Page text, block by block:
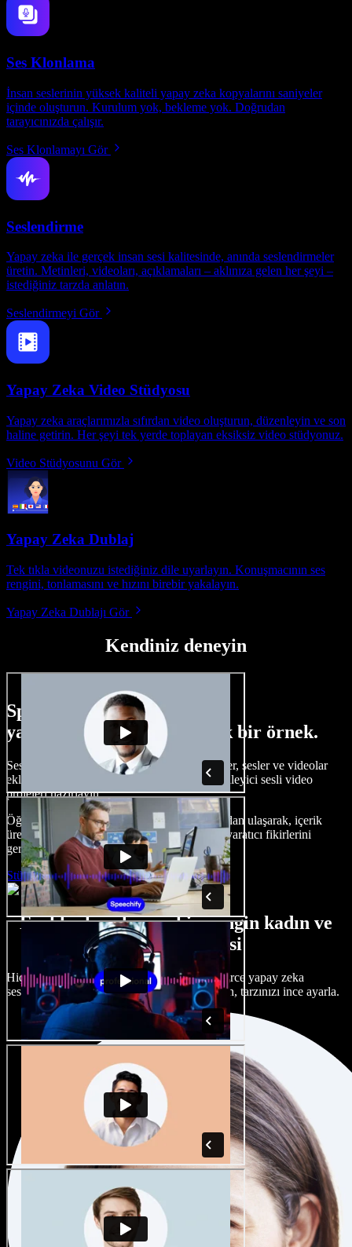
Ses Klonlama
İnsan seslerinin yüksek kaliteli yapay zeka kopyalarını saniyeler
içinde oluşturun. Kurulum yok, bekleme yok. Doğrudan
tarayıcınızda çalışır.
Ses Klonlamayı Gör
Seslendirme
Yapay zeka ile gerçek insan sesi kalitesinde, anında seslendirmeler
üretin. Metinleri, videoları, açıklamaları – aklınıza gelen her şeyi –
istediğiniz tarzda anlatın.
Seslendirmeyi Gör
Yapay Zeka Video Stüdyosu
Yapay zeka araçlarımızla sıfırdan video oluşturun, düzenleyin ve son
haline getirin. Her şeyi tek yerde toplayan eksiksiz video stüdyonuz.
Video Stüdyosunu Gör
Yapay Zeka Dublaj
Tek tıkla videonuzu istediğiniz dile uyarlayın. Konuşmacının ses
rengini, tonlamasını ve hızını birebir yakalayın.
Yapay Zeka Dublajı Gör
Kendiniz deneyin
Speechify Studio ile neler
yapabileceğinize dair küçük bir örnek.
Seslendirmeler oluşturun, telifsiz stok görseller, sesler ve videolar
ekleyin, sesinizi klonlayın ve baştan sona etkileyici sesli video
projeleri hazırlayın.
Öğrenme eğrisi olmadan ve her şeye tarayıcıdan ulaşarak, içerik
üreticileri geleneksel sınırları aşabilir ve tüm yaratıcı fikirlerini
gerçeğe dönüştürebilir.
Stüdyoyu Başlat
Farklı aksanlara sahip zengin kadın ve
erkek ses seçkisi
Hiçbir proje aynı olmak zorunda değil. Yüzlerce yapay zeka
seslendirme sanatçısı ve aksan arasından seçin, tarzınızı ince ayarla.